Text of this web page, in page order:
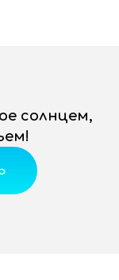
солнцем,